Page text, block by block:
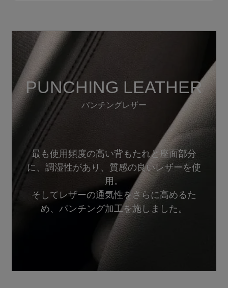
PUNCHING LEATHER
パンチングレザー
最も使用頻度の高い背もたれと座面部分
に、調湿性があり、質感の良いレザーを使
用。
そしてレザーの通気性をさらに高めるた
め、パンチング加工を施しました。